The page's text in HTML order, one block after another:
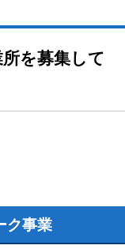
を募集して
ク事業